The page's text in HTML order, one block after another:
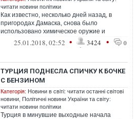
читати новини політики
Как известно, несколько дней назад, в
пригородах Дамаска, снова было
использовано химическое оружие и
погибли люди. Не удивительно, что это
25.01.2018, 02:52 • 3424 • 0
ТУРЦИЯ ПОДНЕСЛА СПИЧКУ К БОЧКЕ
С БЕНЗИНОМ
Категорія: Новини в світі: читати останні світові
новини Політичні новини України та світу:
читати новини політики
Турция в минувшие выходные начала